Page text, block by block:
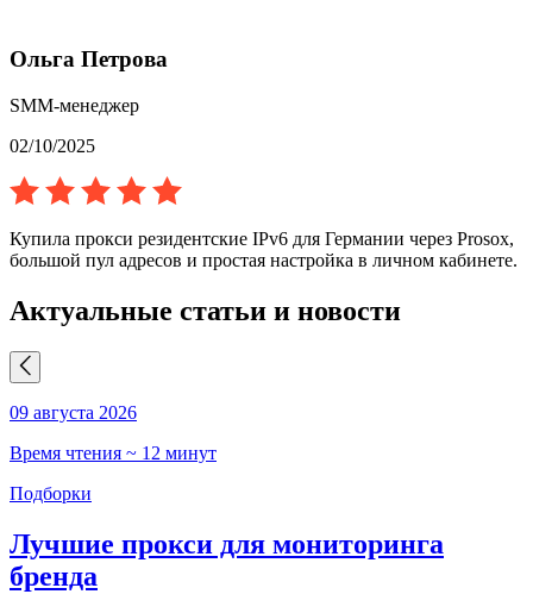
Ольга Петрова
SMM-менеджер
02/10/2025
Купила прокси резидентские IPv6 для Германии через Prosox,
большой пул адресов и простая настройка в личном кабинете.
Актуальные статьи и новости
09 августа 2026
Время чтения ~ 12 минут
Подборки
Лучшие прокси для мониторинга
бренда